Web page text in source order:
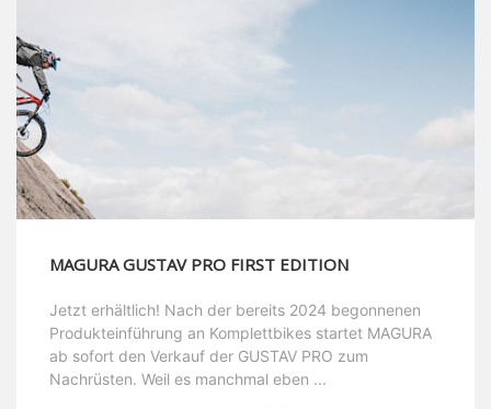
MAGURA GUSTAV PRO FIRST EDITION
Jetzt erhältlich! Nach der bereits 2024 begonnenen
Produkteinführung an Komplettbikes startet MAGURA
ab sofort den Verkauf der GUSTAV PRO zum
Nachrüsten. Weil es manchmal eben ...